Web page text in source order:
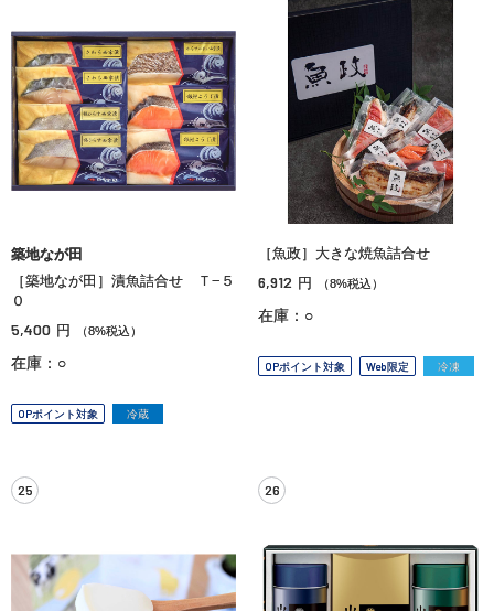
築地なが田
［築地なが田］漬魚詰合せ Ｔ−５
０
5,400 円 （8%税込）
在庫：○
OPポイント対象 冷蔵
［魚政］大きな焼魚詰合せ
6,912 円 （8%税込）
在庫：○
OPポイント対象 Web限定 冷凍
25 26